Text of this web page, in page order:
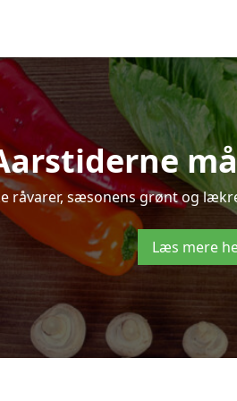
råvarer, sæsonens grønt og
Læs mere